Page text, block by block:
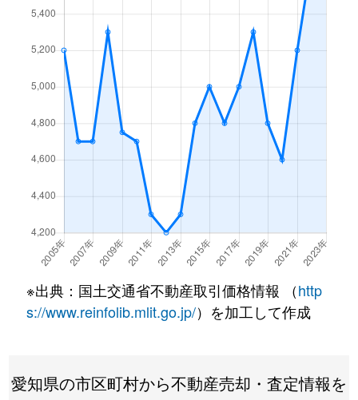
池下
今池(愛知)
250万円
今池(愛知)
280万円
今池(愛知)
240万円
南明町
230万円
南明町
180万円
池下
南明町
2,100万円
吹上(愛知)
日進通
300万円 吹上(愛知)
※出典：国土交通省不動産取引価格情報 （http
s://www.reinfolib.mlit.go.jp/）を加工して作成
愛知県の市区町村から不動産売却・査定情報を